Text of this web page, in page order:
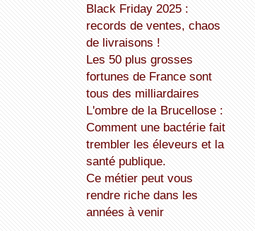
Black Friday 2025 :
records de ventes, chaos
de livraisons !
Les 50 plus grosses
fortunes de France sont
tous des milliardaires
L'ombre de la Brucellose :
Comment une bactérie fait
trembler les éleveurs et la
santé publique.
Ce métier peut vous
rendre riche dans les
années à venir